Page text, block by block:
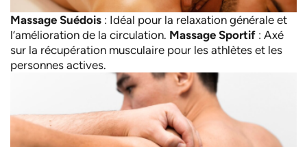
Massage Suédois: Idéal pour la relaxation générale et
l’amélioration de la circulation. Massage Sportif: Axé
sur la récupération musculaire pour les athlètes et les
personnes actives.